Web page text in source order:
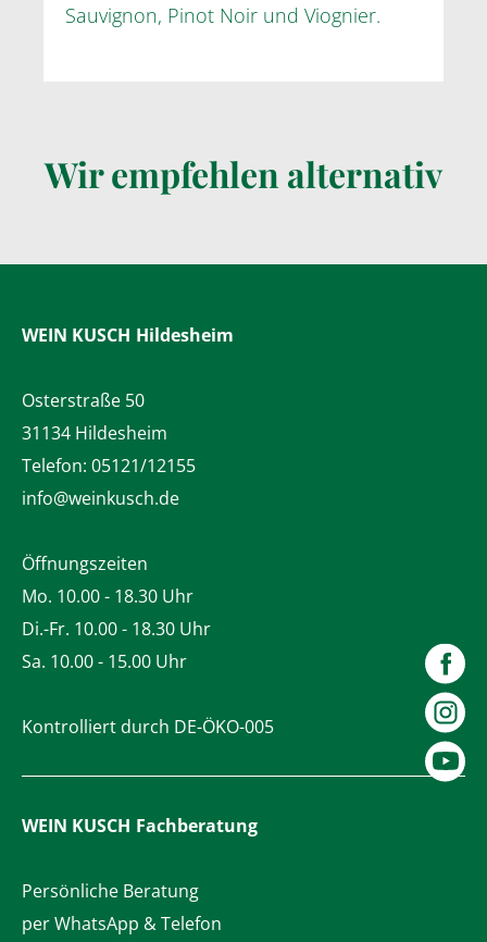
Sauvignon, Pinot Noir und Viognier.
Wir empfehlen alternativ
WEIN KUSCH Hildesheim
Osterstraße 50
31134 Hildesheim
Telefon: 05121/12155
info@weinkusch.de
Öffnungszeiten
Mo. 10.00 - 18.30 Uhr
Di.-Fr. 10.00 - 18.30 Uhr
Sa. 10.00 - 15.00 Uhr
Kontrolliert durch DE-ÖKO-005
WEIN KUSCH Fachberatung
Persönliche Beratung
per WhatsApp & Telefon